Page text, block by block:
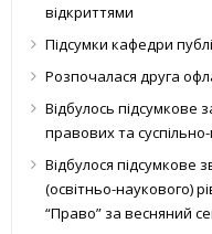
відкриттями
Підсумки кафедри
Розпочалася друга
Відбулось підсумкове
правових та
Відбулося підсумкове
(освітньо-наукового)
“Право” за весняний